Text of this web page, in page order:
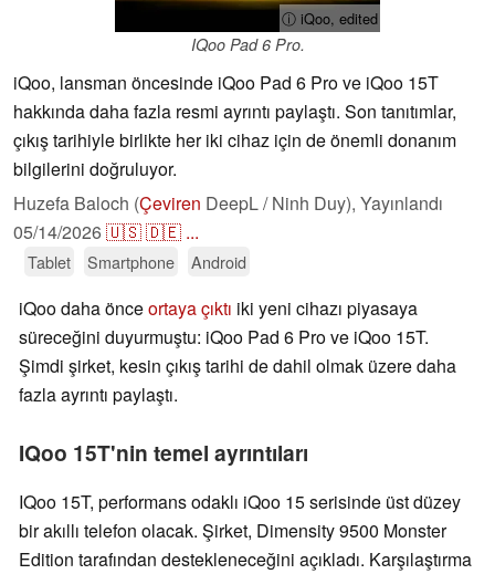
ⓘ iQoo, edited
IQoo Pad 6 Pro.
iQoo, lansman öncesinde iQoo Pad 6 Pro ve iQoo 15T
hakkında daha fazla resmi ayrıntı paylaştı. Son tanıtımlar,
çıkış tarihiyle birlikte her iki cihaz için de önemli donanım
bilgilerini doğruluyor.
Huzefa Baloch (Çeviren DeepL / Ninh Duy), Yayınlandı
05/14/2026🇺🇸🇩🇪 ...
Tablet Smartphone Android
iQoo daha önceortaya çıktı iki yeni cihazı piyasaya
süreceğini duyurmuştu: iQoo Pad 6 Pro ve iQoo 15T.
Şimdi şirket, kesin çıkış tarihi de dahil olmak üzere daha
fazla ayrıntı paylaştı.
IQoo 15T'nin temel ayrıntıları
IQoo 15T, performans odaklı iQoo 15 serisinde üst düzey
bir akıllı telefon olacak. Şirket, Dimensity 9500 Monster
Edition tarafından destekleneceğini açıkladı. Karşılaştırma